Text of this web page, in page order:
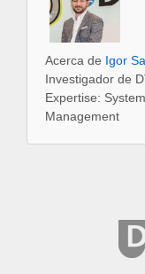
Acerca de Igor
Investigador de
Expertise:
Management